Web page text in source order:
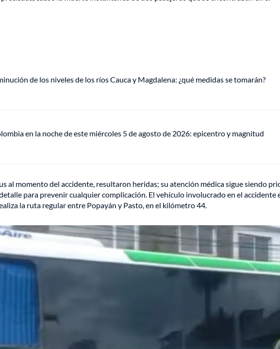
de los niveles de los ríos Cauca y Magdalena: ¿qué medidas se tomarán?
en la noche de este miércoles 5 de agosto de 2026: epicentro y magnitud
al momento del accidente, resultaron heridas; su atención médica sigue siendo
para prevenir cualquier complicación. El vehículo involucrado en el accidente
la ruta regular entre Popayán y Pasto, en el kilómetro 44.